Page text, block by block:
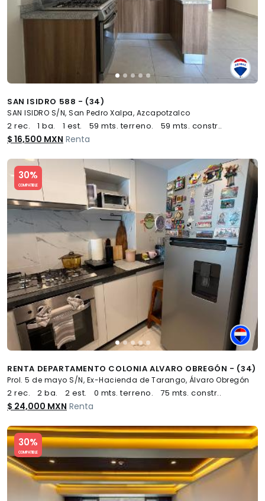
SAN ISIDRO 588 - (34)
SAN ISIDRO S/N, San Pedro Xalpa, Azcapotzalco
2 rec. 1 ba. 1 est. 59 mts. terreno. 59 mts. constr..
$ 16,500 MXN Renta
30%
COMPATIBLE
Slide 1 of 5
RENTA DEPARTAMENTO COLONIA ALVARO OBREGÓN - (34)
Prol. 5 de mayo S/N, Ex-Hacienda de Tarango, Álvaro Obregón
2 rec. 2 ba. 2 est. 0 mts. terreno. 75 mts. constr..
$ 24,000 MXN Renta
30%
COMPATIBLE
Slide 1 of 5